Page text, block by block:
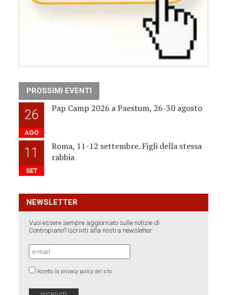
PROSSIMI EVENTI
26
AGO
Pap Camp 2026 a Paestum, 26-30 agosto
11
SET
Roma, 11-12 settembre. Figli della stessa
rabbia
NEWSLETTER
Vuoi essere sempre aggiornato sulle notizie di
Contropiano? Iscriviti alla nostra newsletter:
Accetto la privacy policy del sito